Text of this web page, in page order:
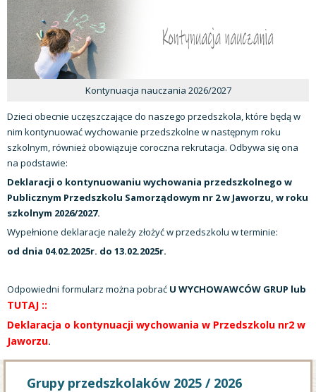
Kontynuacja nauczania 2026/2027
Dzieci obecnie uczęszczające do naszego przedszkola, które będą w
nim kontynuować wychowanie przedszkolne w następnym roku
szkolnym, również obowiązuje coroczna rekrutacja. Odbywa się ona
na podstawie:
Deklaracji o kontynuowaniu wychowania przedszkolnego w
Publicznym Przedszkolu Samorządowym nr 2 w Jaworzu, w roku
szkolnym 2026/2027.
Wypełnione deklaracje należy złożyć w przedszkolu w terminie:
od dnia 04.02.2025r. do 13.02.2025r.
Odpowiedni formularz można pobrać U WYCHOWAWCÓW GRUP lub
TUTAJ ::
Deklaracja o kontynuacji wychowania w Przedszkolu nr2 w
Jaworzu.
Grupy przedszkolaków 2025 / 2026